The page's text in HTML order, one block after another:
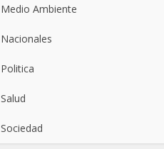
Medio Ambiente
Nacionales
Politica
Salud
Sociedad